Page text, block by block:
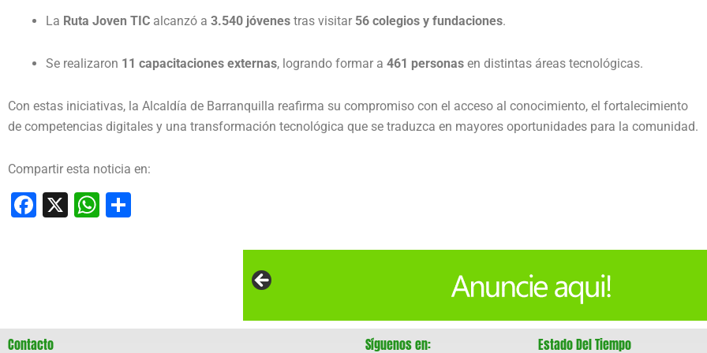
La Ruta Joven TIC alcanzó a 3.540 jóvenes tras visitar 56 colegios y fundaciones.
Se realizaron 11 capacitaciones externas, logrando formar a 461 personas en distintas áreas tecnológicas.
Con estas iniciativas, la Alcaldía de Barranquilla reafirma su compromiso con el acceso al conocimiento, el fortalecimiento
de competencias digitales y una transformación tecnológica que se traduzca en mayores oportunidades para la comunidad.
Compartir esta noticia en:
Facebook
X WhatsApp
Contacto Síguenos en: Estado Del Tiempo